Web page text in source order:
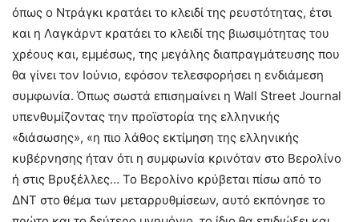
όπως ο Ντράγκι κρατάει το κλειδί της ρευστότητας, έτσι
και η Λαγκάρντ κρατάει το κλειδί της βιωσιμότητας του
χρέους και, εμμέσως, της μεγάλης διαπραγμάτευσης που
θα γίνει τον Ιούνιο, εφόσον τελεσφορήσει η ενδιάμεση
συμφωνία. Όπως σωστά επισημαίνει η Wall Street Journal
υπενθυμίζοντας την προϊστορία της ελληνικής
«διάσωσης», «η πιο λάθος εκτίμηση της ελληνικής
κυβέρνησης ήταν ότι η συμφωνία κρινόταν στο Βερολίνο
ή στις Βρυξέλλες… Το Βερολίνο κρύβεται πίσω από το
ΔΝΤ στο θέμα των μεταρρυθμίσεων, αυτό εκπόνησε το